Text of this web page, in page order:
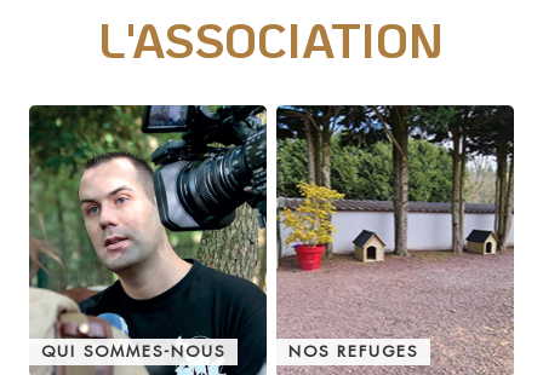
Enquêteur
Familles d'accueil
Délégué(é) en communication
Bénévoles dans nos refuges
Matériel militant
Salarié(e) / Stagiaire
L'ASSOCIATION
QUI SOMMES-NOUS NOS REFUGES